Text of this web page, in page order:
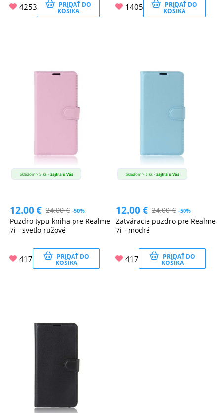
4253 PRIDAŤ DO
KOŠÍKA 1405 PRIDAŤ DO
KOŠÍKA
Skladom > 5 ks -zajtra u Vás
12.00€ 24.00€ -50%
Puzdro typu kniha pre Realme
7i - svetlo ružové
417 PRIDAŤ DO
KOŠÍKA
Skladom > 5 ks -zajtra u Vás
12.00€ 24.00€ -50%
Zatváracie puzdro pre Realme
7i - modré
417 PRIDAŤ DO
KOŠÍKA